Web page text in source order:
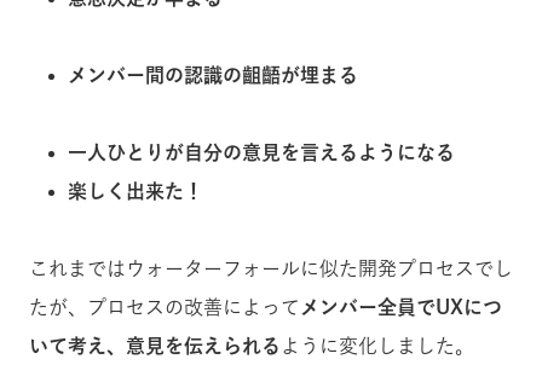
メンバー間の認識の齟齬が埋まる
一人ひとりが自分の意見を言えるようになる
楽しく出来た！
これまではウォーターフォールに似た開発プロセスでし
たが、プロセスの改善によって メンバー全員でUXにつ
いて考え、意見を伝えられる ように変化しました。